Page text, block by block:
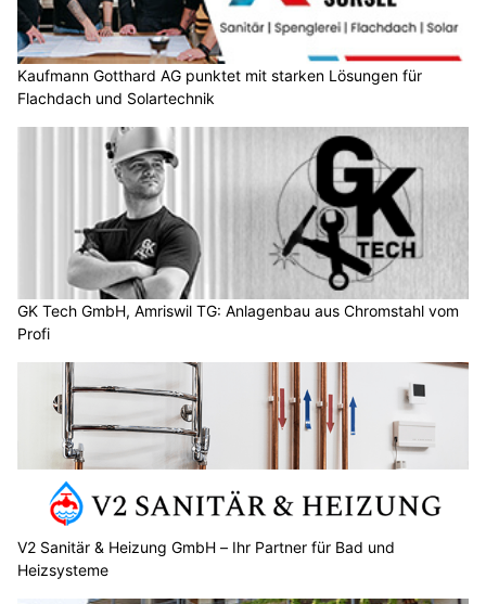
Kaufmann Gotthard AG punktet mit starken Lösungen für
Flachdach und Solartechnik
GK Tech GmbH, Amriswil TG: Anlagenbau aus Chromstahl vom
V2 Sanitär & Heizung GmbH – Ihr Partner für Bad und
Heizsysteme